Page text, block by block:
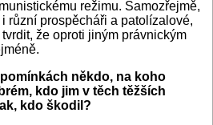
režimu. Samozřejmě,
různí prospěcháři a patolízalové,
že oproti jiným právnickým
někdo, na koho
kdo jim v těch těžších
kdo škodil?